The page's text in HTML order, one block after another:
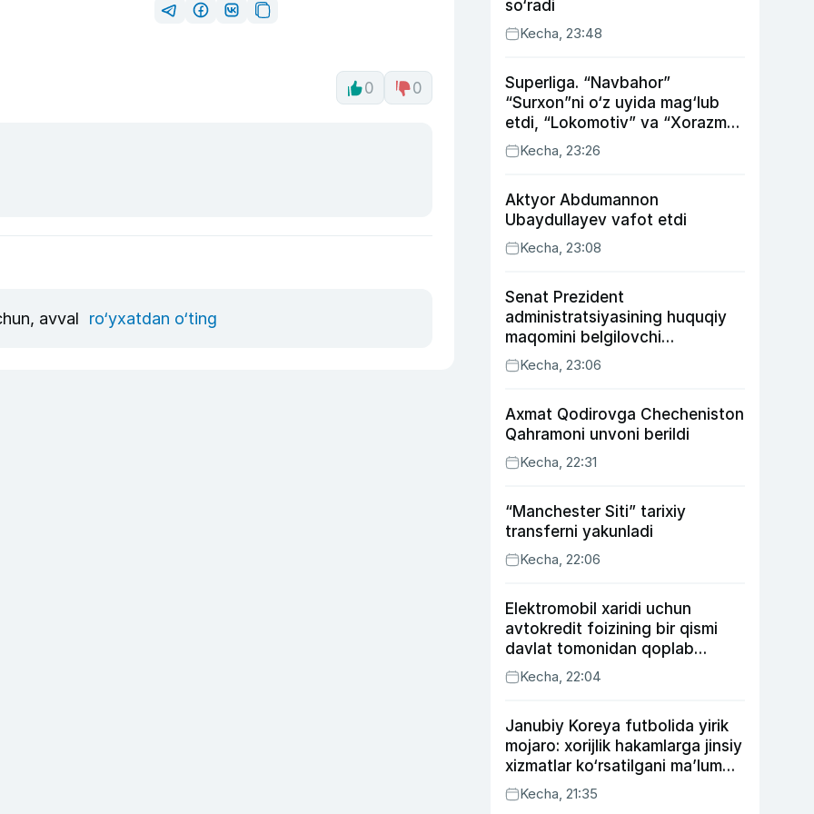
0 0
avval ro‘yxatdan o‘ting
so‘radi
Kecha, 23:48
Superliga. “Navbahor”
“Surxon”ni o‘z uyida mag‘lub
etdi, “Lokomotiv” va “Xorazm”
uyda g‘alaba qozondi
Kecha, 23:26
Aktyor Abdu­mannon
Ubaydullayev vafot etdi
Kecha, 23:08
Senat Prezident
administratsiyasining huquqiy
maqomini belgilovchi
konstitutsiyaviy qonunni
ma’qulladi
Kecha, 23:06
Axmat Qodirovga Checheniston
Qahramoni unvoni berildi
Kecha, 22:31
“Manchester Siti” tarixiy
transferni yakunladi
Kecha, 22:06
Elektromobil xaridi uchun
avtokredit foizining bir qismi
davlat tomonidan qoplab
berilishi mumkin
Kecha, 22:04
Janubiy Koreya futbolida yirik
mojaro: xorijlik hakamlarga jinsiy
xizmatlar ko‘rsatilgani ma’lum
qilindi
Kecha, 21:35